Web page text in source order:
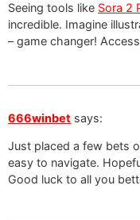
Seeing tools like Sora 2
incredible. Imagine
– game changer!
666winbet says:
Just placed a few bets
easy to navigate.
Good luck to all you